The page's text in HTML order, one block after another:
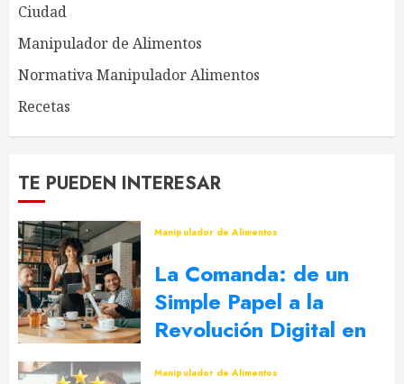
Ciudad
Manipulador de Alimentos
Normativa Manipulador Alimentos
Recetas
TE PUEDEN INTERESAR
Manipulador de Alimentos
La Comanda: de un
Simple Papel a la
Revolución Digital en
Manipulador de Alimentos